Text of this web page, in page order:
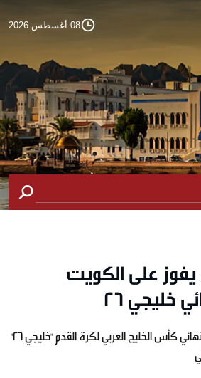
08 أغسطس 2026
يفوز على الكويت
خليجي 26
تأهل المنتخب البحريني إلى نهائي كأس الخليج العربي لكرة القدم "خليجي 26"